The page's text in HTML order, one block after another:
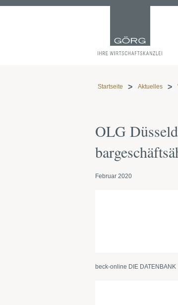
Startseite Aktuelles
OLG
Februar 2020
beck-online DIE DATENBANK